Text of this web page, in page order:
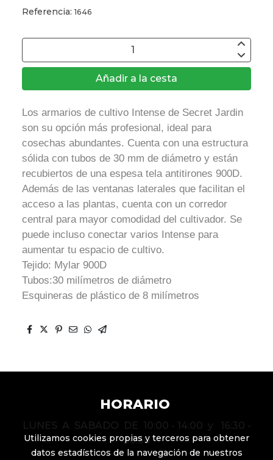
Referencia:1646
Añadir a la cesta
Los armarios de cultivo Intense de Secret Jardin
son su opción más profesional, ideal para
cosechas abundantes. Cuenta con una estructura
sólida con tubos de 30 mm de diámetro y están
recubiertos de una espesa tela antitirones 900D.
Además de las ventanas laterales que facilitan el
acceso a las plantas, cuenta con un corredor
central para mayor comodidad del cultivador. Se
puede incluso conectar varios Intense para
aumentar tu espacio de cultivo.
Tejido: Mylar 900D
Tubos:30 milímetros de diámetro
Esquineras de plástico de 8 milímetros
HORARIO
LUNES A SABADO DE 10:00 - 14:00 y 16:30 -
20:30
Utilizamos cookies propias y terceros para obtener
datos estadísticos de la navegación de nuestros